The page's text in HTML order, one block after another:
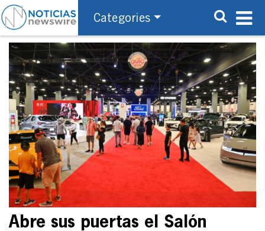
Categories
Abre sus puertas el Salón